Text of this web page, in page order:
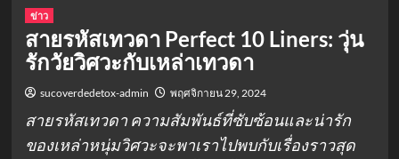
ข่าว
สายรหัสเทวดา Perfect 10 Liners: วุ่น
รักวัยวิศวะกับเหล่าเทวดา
sucoverdedetox-admin พฤศจิกายน 29, 2024
สายรหัสเทวดา ความสัมพันธ์ที่ซับซ้อนและน่ารัก
ของเหล่าหนุ่มวิศวะจะพาเราไปพบกับเรื่องราวสุด